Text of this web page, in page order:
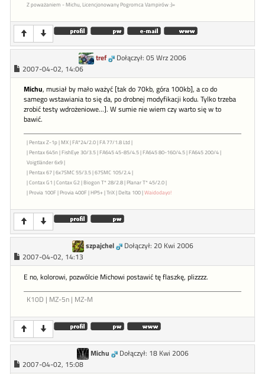
Z poważaniem - Michu, Licencjonowany Pogromca Vampirów :)=
tref
Dołączył: 05 Wrz 2006
2007-04-02, 14:06
Michu, musiał by mało ważyć [tak do 70kb, góra 100kb], a co do
samego wstawiania to się da, po drobnej modyfikacji kodu. Tylko trzeba
zrobić testy wdrożeniowe...]. W sumie nie wiem czy warto się w to
bawić.
| Pentax Z-1p | MX | FA*24/2.0 | FA 77/1.8 Ltd |
| Pentax 645n | FishEye 30/3.5 | FA645 45-85/4.5 | FA645 80-160/4.5 | FA645 200/4 |
Voigtländer 6x9 |
| Pentax 67 | 6x7SMC 55/3.5 | 67SMC 105/2.4 |
| Contax G1 | Contax G2 | Biogon T* 28/2.8 | Planar T* 45/2.0 |
| Provia 100F | Provia 400F | HP5+ | TriX | Delta 100 |Waidodayo!
szpajchel
Dołączył: 20 Kwi 2006
2007-04-02, 14:13
E no, kolorowi, pozwólcie Michowi postawić tę flaszkę, plizzzz.
K10D | MZ-5n | MZ-M
Michu
Dołączył: 18 Kwi 2006
2007-04-02, 15:08